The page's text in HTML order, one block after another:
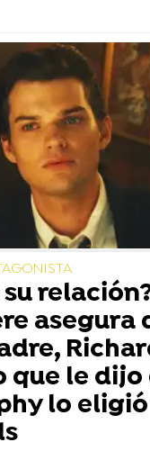
su
asegura
que le dijo
lo